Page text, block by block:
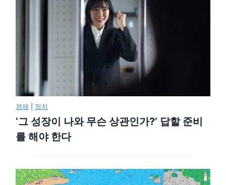
경제 정치
‘그 성장이 나와 무슨 상관인가?’ 답할 준비
를 해야 한다